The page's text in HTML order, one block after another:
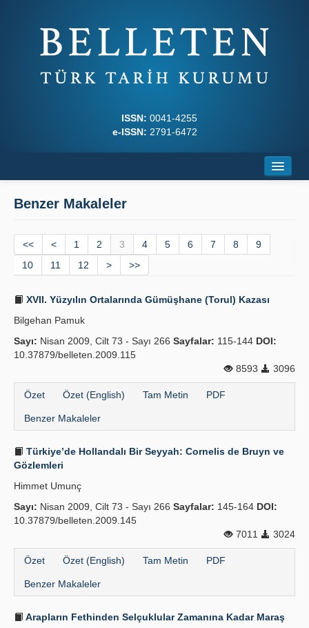
ISSN: 0041-4255
e-ISSN: 2791-6472
Dergi Kurulları
Yazım Kuralları
İlkeler
Yayın Politikaları
Kılavuzlar
İletişim
Benzer Makaleler
<< < 1 2 3 4 5 6 7 8
9
10
11 12 > >>
XVII. Yüzyılın Ortalarında Gümüşhane (Torul) Kazası
Bilgehan Pamuk
Sayı: Nisan 2009, Cilt 73 - Sayı 266 Sayfalar: 115-144 DOI:
10.37879/belleten.2009.115
8593
3096
Özet Özet (English) Tam Metin PDF
Benzer Makaleler
Türkiye’de Hollandalı Bir Seyyah: Cornelis de Bruyn ve
Gözlemleri
Himmet Umunç
Sayı: Nisan 2009, Cilt 73 - Sayı 266 Sayfalar: 145-164 DOI:
10.37879/belleten.2009.145
7011
3024
Özet Özet (English) Tam Metin PDF
Benzer Makaleler
Arapların Fethinden Selçuklular Zamanına Kadar Maraş